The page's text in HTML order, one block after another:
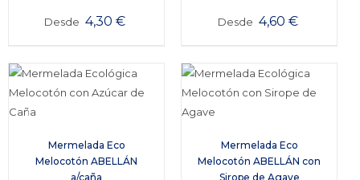
Desde 4,30€ Desde 4,60 €
Mermelada Eco
Melocotón ABELLÁN
a/caña
Mermelada Eco
Melocotón ABELLÁN con
Sirope de Agave